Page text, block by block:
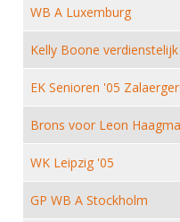
Website
Handleiding
Historie
Organisatie
Bestuur
Commissies
Leden van Verdiensten
Inschrijven
Reglementen
Materiaal
Schermpaspoort
Rolstoelschermen
FBT
SBT
Internationale
Brassardsysteem
Nieuws
Nationale opleidingen
Internationale opleidingen
Opleidingen
Nieuws
NK organiseren
WB A Luxemburg
Kelly Boone
EK Senioren '05
Brons voor Leon
WK Leipzig '05
GP WB A Stockholm